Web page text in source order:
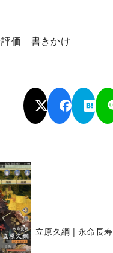
価 書きかけ
立原久綱 | 永命長寿